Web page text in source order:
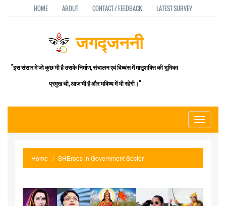
HOME ABOUT CONTACT / FEEDBACK LATEST SURVEY
जगद्जननी
"इस संसार में जो कुछ भी है उसके निर्माण, संचालन एवं विध्वंस में मातृशक्ति की भूमिका
प्रमुख थी, आज भी है और भविष्य में भी रहेगी।"
Toggle
Home SHEroes in Government Sector